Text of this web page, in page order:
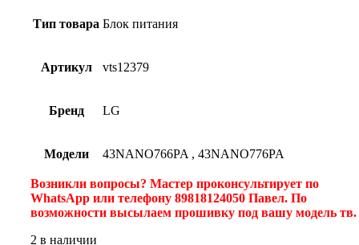
Тип товара Блок питания
Артикул vts12379
Бренд LG
Модели 43NANO766PA , 43NANO776PA
Возникли вопросы? Мастер проконсультирует по
WhatsApp или телефону 89818124050 Павел. По
возможности высылаем прошивку под вашу модель тв.
2 в наличии